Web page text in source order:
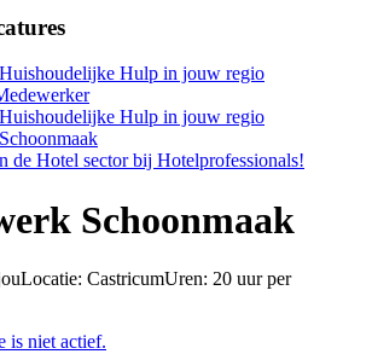
Hulp in jouw regio
Hulp in jouw regio
de Hotel sector bij Hotelprofessionals!
Schoonmaak
CastricumUren: 20 uur per
is niet actief.